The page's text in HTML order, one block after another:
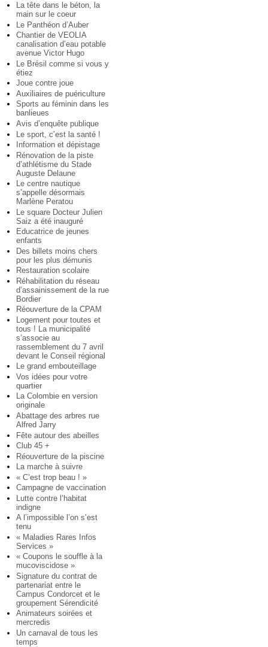
La tête dans le béton, la
main sur le coeur
Le Panthéon d’Auber
Chantier de VEOLIA
canalisation d’eau potable
avenue Victor Hugo
Le Brésil comme si vous y
étiez
Joue contre joue
Auxiliaires de puériculture
Sports au féminin dans les
banlieues
Avis d’enquête publique
Le sport, c’est la santé !
Information et dépistage
Rénovation de la piste
d’athlétisme du Stade
Auguste Delaune
Le centre nautique
s’appelle désormais
Marlène Peratou
Le square Docteur Julien
Saiz a été inauguré
Educatrice de jeunes
enfants
Des billets moins chers
pour les plus démunis
Restauration scolaire
Réhabilitation du réseau
d’assainissement de la rue
Bordier
Réouverture de la CPAM
Logement pour toutes et
tous ! La municipalité
s’associe au
rassemblement du 7 avril
devant le Conseil régional
Le grand embouteillage
Vos idées pour votre
quartier
La Colombie en version
originale
Abattage des arbres rue
Alfred Jarry
Fête autour des abeilles
Club 45 +
Réouverture de la piscine
La marche à suivre
« C’est trop beau ! »
Campagne de vaccination
Lutte contre l’habitat
indigne
A l’impossible l’on s’est
tenu
« Maladies Rares Infos
Services »
« Coupons le souffle à la
mucoviscidose »
Signature du contrat de
partenariat entre le
Campus Condorcet et le
groupement Sérendicité
Animateurs soirées et
mercredis
Un carnaval de tous les
temps